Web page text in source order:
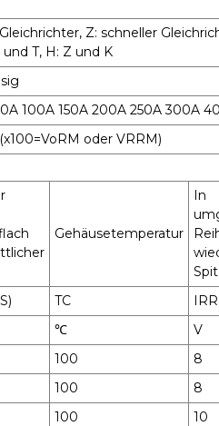
Z: schneller
T, H: Z und K
100A 150A 200A 250A 300A
oder VRRM)
Gehäusetemperatur
In
TC
℃ V
100 8
100 8
100 10